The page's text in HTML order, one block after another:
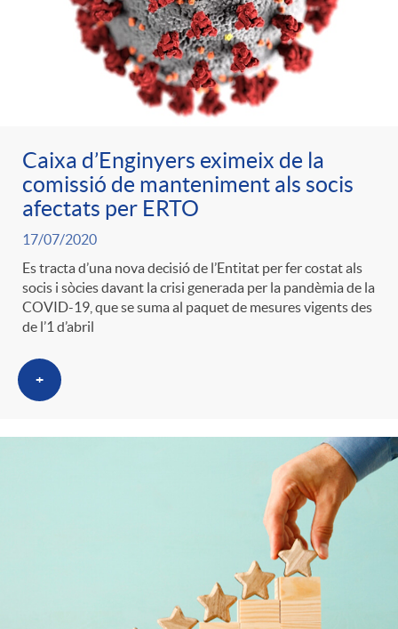
Caixa d’Enginyers eximeix de la
comissió de manteniment als socis
afectats per ERTO
17/07/2020
Es tracta d’una nova decisió de l’Entitat per fer costat als
socis i sòcies davant la crisi generada per la pandèmia de la
COVID-19, que se suma al paquet de mesures vigents des
de l’1 d’abril
+